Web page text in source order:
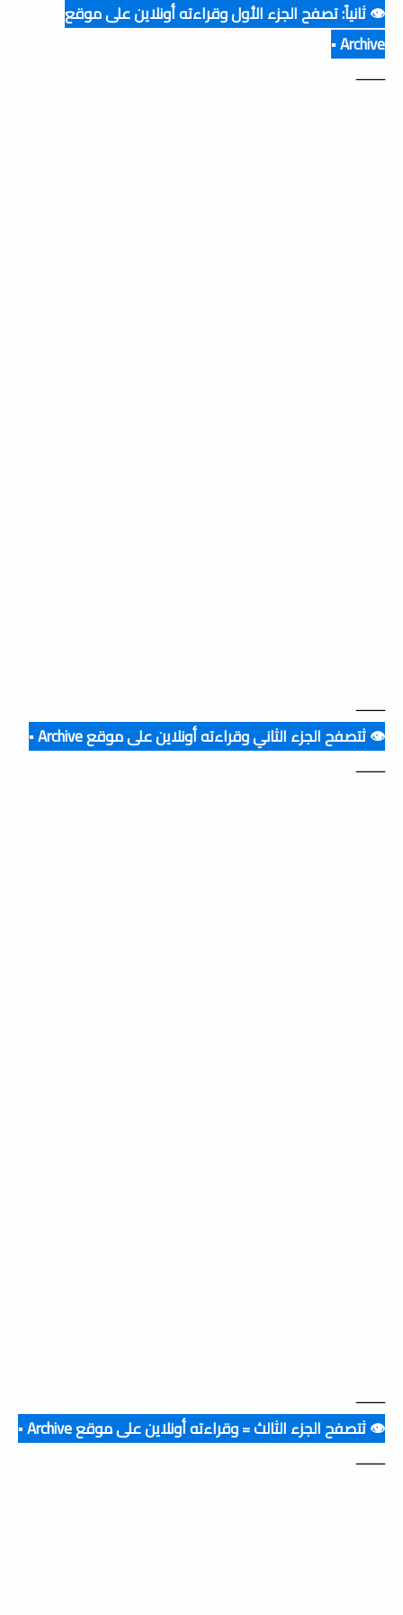
👁️ ثانياً: تصفح الجزء الأول وقراءته أونلاين على موقع
Archive ▪️
ــــــــ
ــــــــ
👁️ ثتصفح الجزء الثاني وقراءته أونلاين على موقع Archive ▪️
ــــــــ
ــــــــ
👁️ ثتصفح الجزء الثالث = وقراءته أونلاين على موقع Archive ▪️
ــــــــ